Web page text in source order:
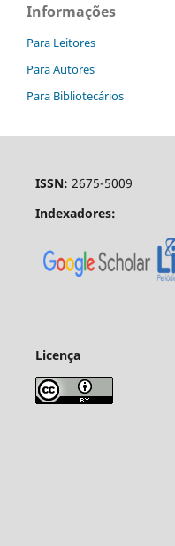
Informações
Para Leitores
Para Autores
Para Bibliotecários
ISSN: 2675-5009
Indexadores:
Licença